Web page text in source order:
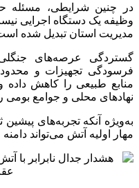
در چنین شرایطی، مسئله
وظیفه یک دستگاه اجرایی
مدیریت استان تبدیل شده
گستردگی عرصه‌های جنگلی
فرسودگی تجهیزات و
منابع طبیعی را کاهش
نهادهای محلی و جوامع
به‌ویژه آنکه تجربه‌های
مهار اولیه آتش می‌تواند